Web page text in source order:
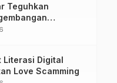
Teguhkan
melalui
Literasi Digital
Love Scamming